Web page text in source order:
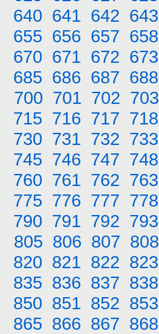
640 641 642 643
655 656 657 658
670 671 672 673
685 686 687 688
700 701 702 703
715 716 717 718
730 731 732 733
745 746 747 748
760 761 762 763
775 776 777 778
790 791 792 793
805 806 807 808
820 821 822 823
835 836 837 838
850 851 852 853
865 866 867 868